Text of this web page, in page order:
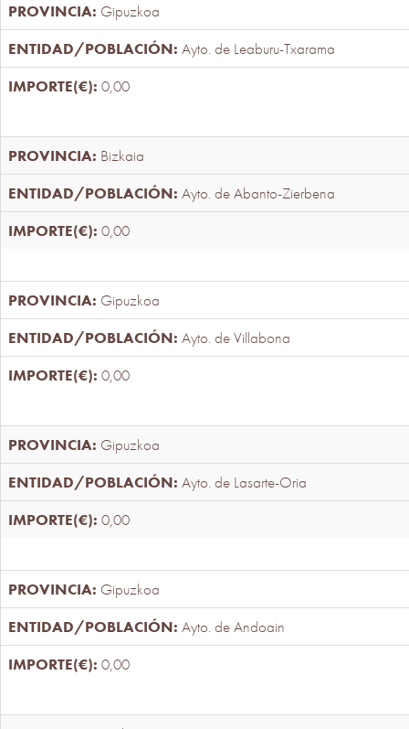
Gipuzkoa
Ayto. de Leaburu-Txarama
0,00
Bizkaia
Ayto. de Abanto-Zierbena
0,00
Gipuzkoa
Ayto. de Villabona
0,00
Gipuzkoa
Ayto. de Lasarte-Oria
0,00
Gipuzkoa
Ayto. de Andoain
0,00